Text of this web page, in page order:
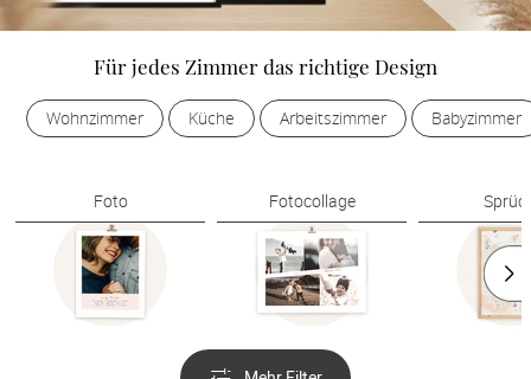
Für jedes Zimmer das richtige Design
Wohnzimmer Küche Arbeitszimmer Babyzimmer
Foto Fotocollage